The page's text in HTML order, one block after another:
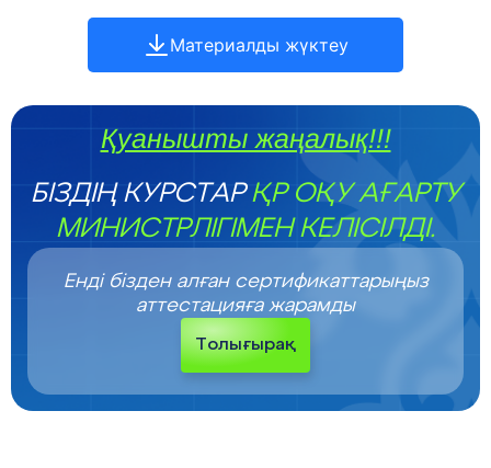
Материалды жүктеу
Қуанышты жаңалық!!!
БІЗДІҢ КУРСТАРҚР ОҚУ АҒАРТУ
МИНИСТРЛІГІМЕН КЕЛІСІЛДІ.
Енді бізден алған сертификаттарыңыз
аттестацияға жарамды
Толығырақ